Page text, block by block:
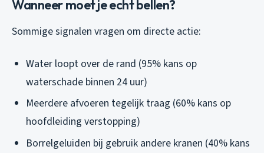
Wanneer moet je echt bellen?
Sommige signalen vragen om directe actie:
Water loopt over de rand (95% kans op
waterschade binnen 24 uur)
Meerdere afvoeren tegelijk traag (60% kans op
hoofdleiding verstopping)
Borrelgeluiden bij gebruik andere kranen (40% kans